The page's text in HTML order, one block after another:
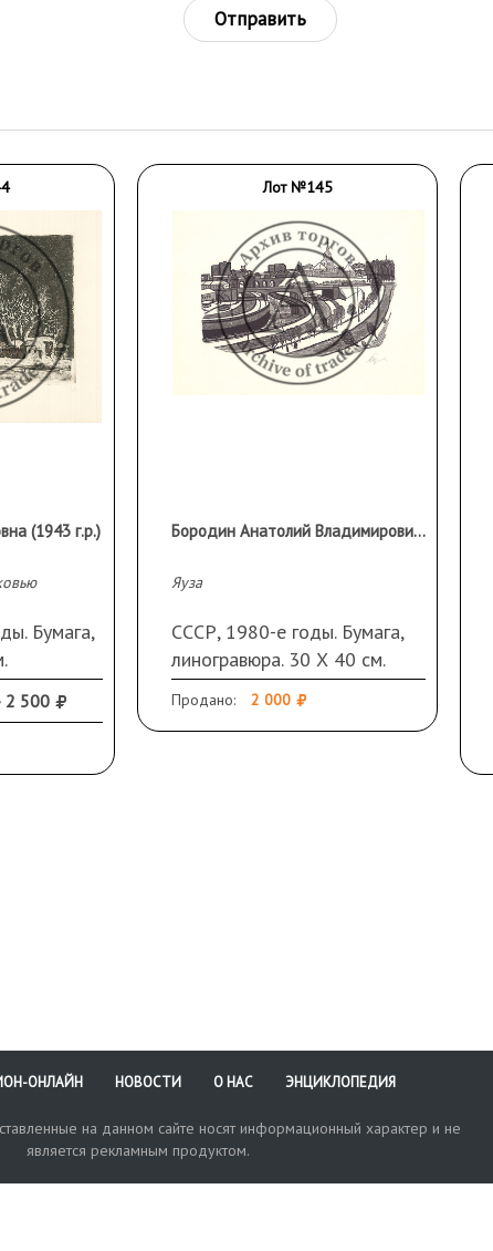
Отправить
(1943 г.р.)
Бумага,
2 500
Лот №145
Бородин Анатолий Владимирович (1935 г.р.)
Яуза
СССР, 1980-е годы. Бумага,
линогравюра. 30 Х 40 см.
Подпись справа внизу.
Продано: 2 000
ОНЛАЙН НОВОСТИ О НАС ЭНЦИКЛОПЕДИЯ
на данном сайте носят информационный характер и не
является рекламным продуктом.